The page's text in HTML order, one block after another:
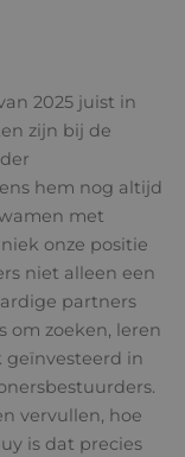
2025 juist in
zijn bij de
hem nog altijd
met
onze positie
niet alleen een
partners
om zoeken, leren
geïnvesteerd in
vervullen, hoe
is dat precies